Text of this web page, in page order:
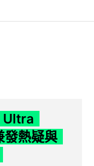
Ultra
發熱疑與